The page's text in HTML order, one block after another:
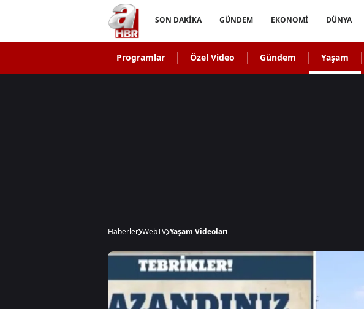
SON DAKİKA GÜNDEM EKONOMİ DÜNYA
Programlar Özel Video Gündem Yaşam
Haberler WebTV Yaşam Videoları